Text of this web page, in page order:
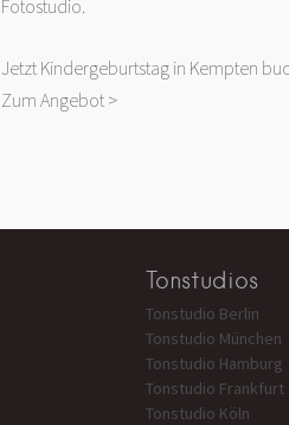
Fotostudio.
Jetzt Kindergeburtstag in Kempten
Zum Angebot >
Tonstudios
Tonstudio Berlin
Tonstudio München
Tonstudio Hamburg
Tonstudio Frankfurt
Tonstudio Köln